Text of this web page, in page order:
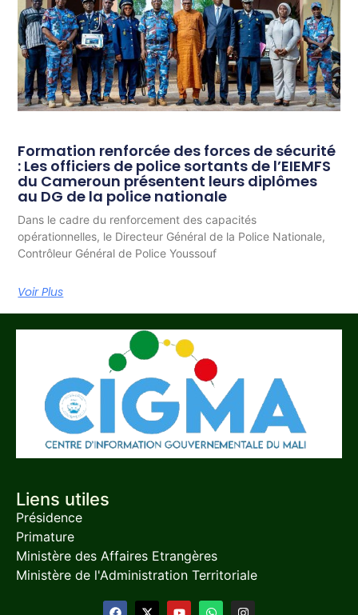
Formation renforcée des forces de sécurité
: Les officiers de police sortants de l’EIEMFS
du Cameroun présentent leurs diplômes
au DG de la police nationale
Dans le cadre du renforcement des capacités
opérationnelles, le Directeur Général de la Police Nationale,
Contrôleur Général de Police Youssouf
Voir Plus
Liens utiles
Présidence
Primature
Ministère des Affaires Etrangères
Ministère de l'Administration Territoriale